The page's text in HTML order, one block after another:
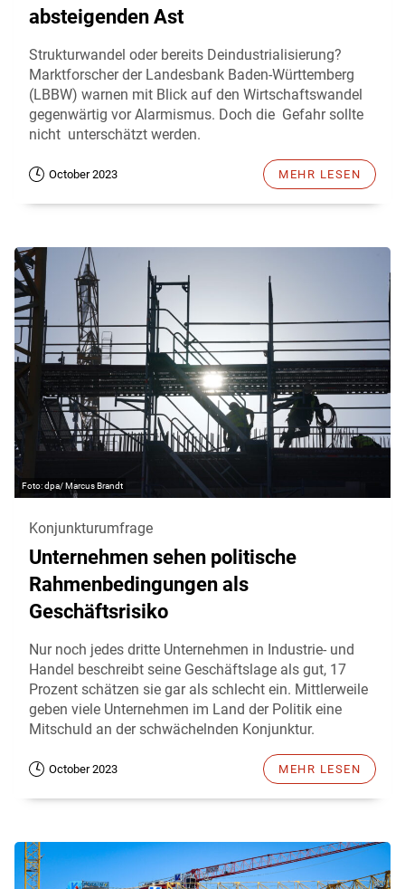
absteigenden Ast
Strukturwandel oder bereits Deindustrialisierung?
Marktforscher der Landesbank Baden-Württemberg
(LBBW) warnen mit Blick auf den Wirtschaftswandel
gegenwärtig vor Alarmismus. Doch die Gefahr sollte
nicht unterschätzt werden.
October 2023 MEHR LESEN
dpa/ Marcus Brandt
Konjunkturumfrage
Unternehmen sehen politische
Rahmenbedingungen als
Geschäftsrisiko
Nur noch jedes dritte Unternehmen in Industrie- und
Handel beschreibt seine Geschäftslage als gut, 17
Prozent schätzen sie gar als schlecht ein. Mittlerweile
geben viele Unternehmen im Land der Politik eine
Mitschuld an der schwächelnden Konjunktur.
October 2023 MEHR LESEN